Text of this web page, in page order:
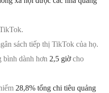
sách tiếp thị TikTok của họ.
bình dành hơn 2,5 giờcho
28,8% tổng chi tiêu quảng